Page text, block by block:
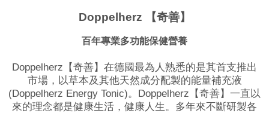
Doppelherz 【奇善】
百年專業多功能保健營養
Doppelherz【奇善】在德國最為人熟悉的是其首支推出
市場，以草本及其他天然成分配製的能量補充液
(Doppelherz Energy Tonic)。Doppelherz【奇善】一直以
來的理念都是健康生活，健康人生。多年來不斷研製各